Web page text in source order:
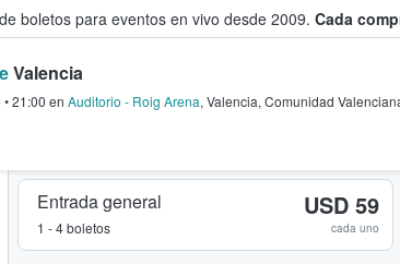
boletos para eventos en vivo desde 2009. Cada
fans compran y venden boletos
Valencia
•21:00 en Auditorio - Roig Arena, Valencia, Comunidad
Entrada general
1 - 4 boletos
USD 59
cada uno